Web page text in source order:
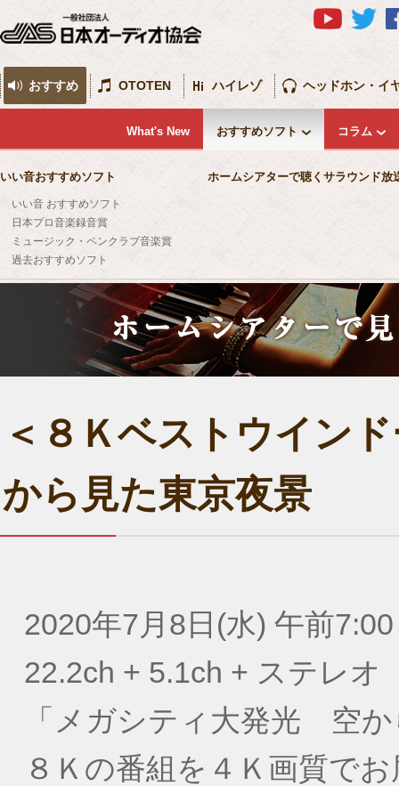
おすすめ
What's New おすすめソフト
いい音おすすめソフト
いい音 おすすめソフト
日本プロ音楽録音賞
ミュージック・ペンクラブ音楽賞
過去おすすめソフト
ホームシアターで聴くサラウンド放
コラム
OTOTEN ハイレゾ ヘッドホン・イ
＜８Ｋベストウイン
から見た東京夜景
2020年7月8日(水) 午前
22.2ch + 5.1ch + ステレオ
「メガシティ大発光 空
８Ｋの番組を４Ｋ画質で